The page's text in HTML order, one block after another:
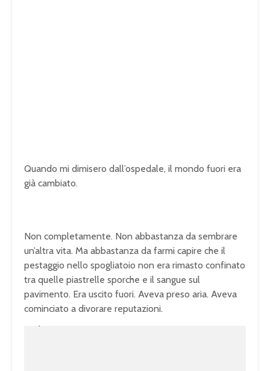
Quando mi dimisero dall’ospedale, il mondo fuori era
già cambiato.
Non completamente. Non abbastanza da sembrare
un’altra vita. Ma abbastanza da farmi capire che il
pestaggio nello spogliatoio non era rimasto confinato
tra quelle piastrelle sporche e il sangue sul
pavimento. Era uscito fuori. Aveva preso aria. Aveva
cominciato a divorare reputazioni.